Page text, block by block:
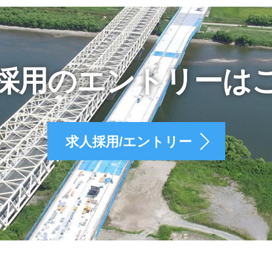
用のエントリーは
求人採用/エントリー